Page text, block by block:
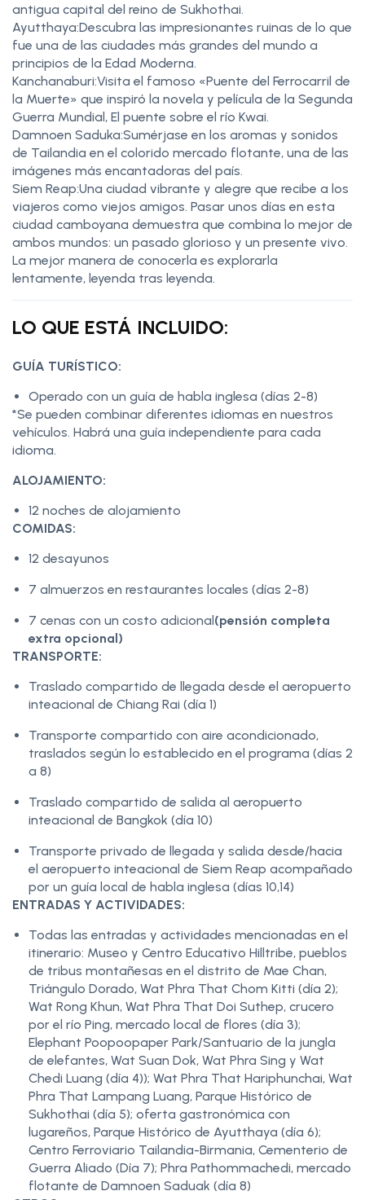
antigua capital del reino de Sukhothai.
Ayutthaya:Descubra las impresionantes ruinas de lo que
fue una de las ciudades más grandes del mundo a
principios de la Edad Moderna.
Kanchanaburi:Visita el famoso «Puente del Ferrocarril de
la Muerte» que inspiró la novela y película de la Segunda
Guerra Mundial, El puente sobre el río Kwai.
Damnoen Saduka:Sumérjase en los aromas y sonidos
de Tailandia en el colorido mercado flotante, una de las
imágenes más encantadoras del país.
Siem Reap:Una ciudad vibrante y alegre que recibe a los
viajeros como viejos amigos. Pasar unos días en esta
ciudad camboyana demuestra que combina lo mejor de
ambos mundos: un pasado glorioso y un presente vivo.
La mejor manera de conocerla es explorarla
lentamente, leyenda tras leyenda.
LO QUE ESTÁ INCLUIDO:
GUÍA TURÍSTICO:
Operado con un guía de habla inglesa (días 2-8)
*Se pueden combinar diferentes idiomas en nuestros
vehículos. Habrá una guía independiente para cada
idioma.
ALOJAMIENTO:
12 noches de alojamiento
COMIDAS:
12 desayunos
7 almuerzos en restaurantes locales (días 2-8)
7 cenas con un costo adicional(pensión completa
extra opcional)
TRANSPORTE:
Traslado compartido de llegada desde el aeropuerto
inteacional de Chiang Rai (día 1)
Transporte compartido con aire acondicionado,
traslados según lo establecido en el programa (días 2
a 8)
Traslado compartido de salida al aeropuerto
inteacional de Bangkok (día 10)
Transporte privado de llegada y salida desde/hacia
el aeropuerto inteacional de Siem Reap acompañado
por un guía local de habla inglesa (días 10,14)
ENTRADAS Y ACTIVIDADES:
Todas las entradas y actividades mencionadas en el
itinerario: Museo y Centro Educativo Hilltribe, pueblos
de tribus montañesas en el distrito de Mae Chan,
Triángulo Dorado, Wat Phra That Chom Kitti (día 2);
Wat Rong Khun, Wat Phra That Doi Suthep, crucero
por el río Ping, mercado local de flores (día 3);
Elephant Poopoopaper Park/Santuario de la jungla
de elefantes, Wat Suan Dok, Wat Phra Sing y Wat
Chedi Luang (día 4)); Wat Phra That Hariphunchai, Wat
Phra That Lampang Luang, Parque Histórico de
Sukhothai (día 5); oferta gastronómica con
lugareños, Parque Histórico de Ayutthaya (día 6);
Centro Ferroviario Tailandia-Birmania, Cementerio de
Guerra Aliado (Día 7); Phra Pathommachedi, mercado
flotante de Damnoen Saduak (día 8)